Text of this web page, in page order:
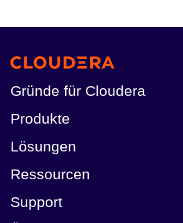
Gründe für Cloudera
Produkte
Lösungen
Ressourcen
Support